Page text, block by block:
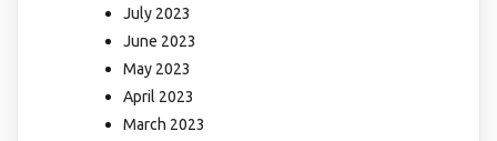
July 2023
June 2023
May 2023
April 2023
March 2023